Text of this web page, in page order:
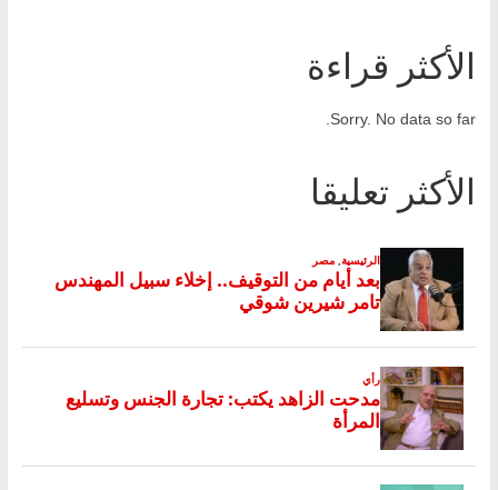
الأكثر قراءة
Sorry. No data so far.
الأكثر تعليقا